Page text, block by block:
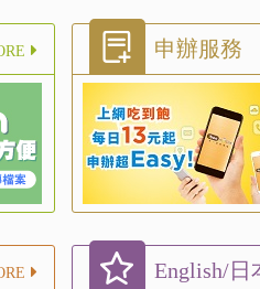
申辦服務
English/日